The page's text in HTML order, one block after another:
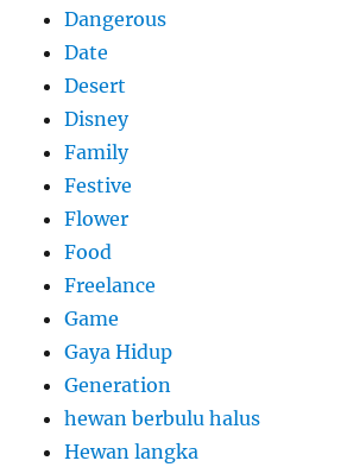
Dangerous
Date
Desert
Disney
Family
Festive
Flower
Food
Freelance
Game
Gaya Hidup
Generation
hewan berbulu halus
Hewan langka